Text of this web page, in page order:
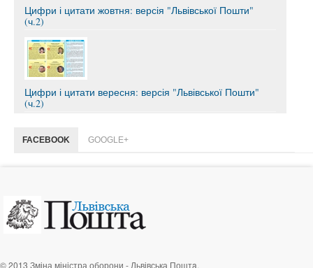
Цифри і цитати жовтня: версія "Львівської Пошти"
(ч.2)
Цифри і цитати вересня: версія "Львівської Пошти"
(ч.2)
FACEBOOK GOOGLE+
© 2013 Зміна міністра оборони - Львівська Поштa.